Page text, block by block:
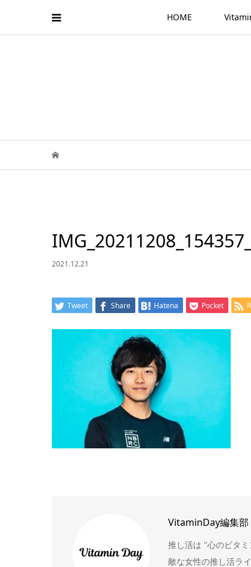
HOME
2021.12.21
Tweet Share Hatena Pocket
VitaminDay編集部
推し活は "心のビタ
敵な女性の推し活ラ